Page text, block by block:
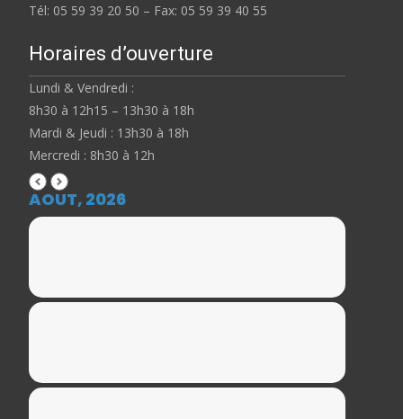
Tél: 05 59 39 20 50 – Fax: 05 59 39 40 55
Horaires d’ouverture
Lundi & Vendredi :
8h30 à 12h15 – 13h30 à 18h
Mardi & Jeudi : 13h30 à 18h
Mercredi : 8h30 à 12h
AOUT, 2026